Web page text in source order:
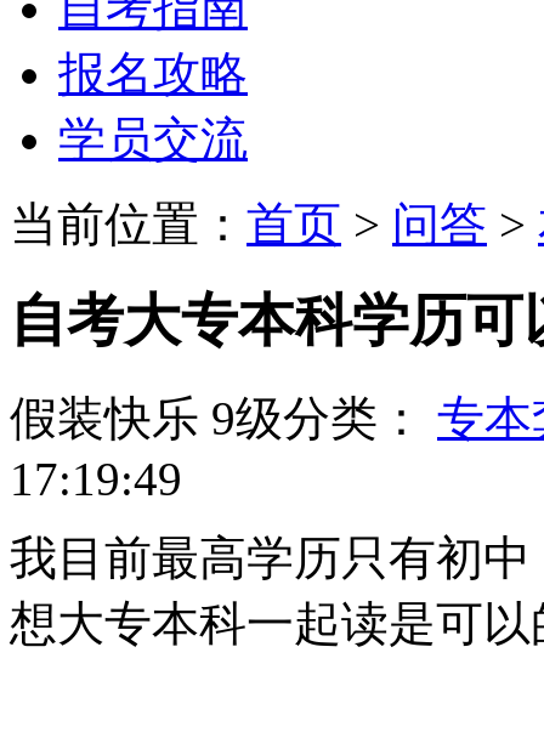
报名攻略
学员交流
当前位置： 首页 > 问答 >
自考大专本科学历
假装快乐 9级分类： 专本
17:19:49
我目前最高学历只有初
想大专本科一起读是可以